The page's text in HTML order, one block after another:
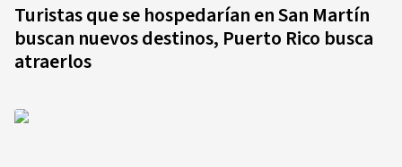
Turistas que se hospedarían en San Martín
buscan nuevos destinos, Puerto Rico busca
atraerlos